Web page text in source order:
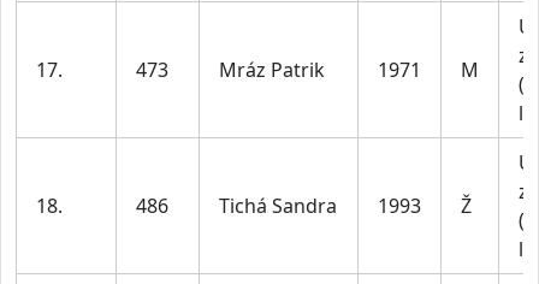
17. 473 Mráz Patrik 1971 M
18. 486 Tichá Sandra 1993 Ž